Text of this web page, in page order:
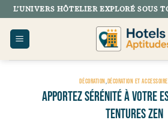
Passer
au
contenu
L’UNIVERS HÔTELIER EXPLORÉ SOUS
DÉCORATION,DÉCORATION ET
Apportez sérénité à votre
tentures zen